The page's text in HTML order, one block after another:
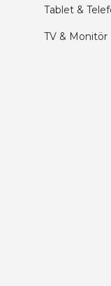
Tablet &
TV & Monitör